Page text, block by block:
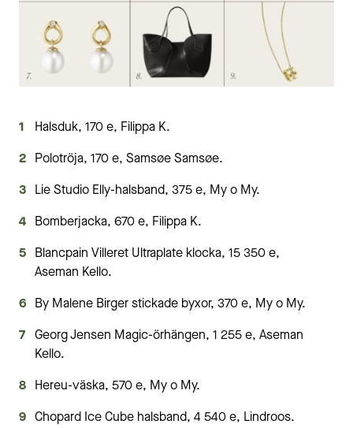
Halsduk, 170 e, Filippa K.
Polotröja, 170 e, Samsøe Samsøe.
Lie Studio Elly-halsband, 375 e, My o My.
Bomberjacka, 670 e, Filippa K.
Blancpain Villeret Ultraplate klocka, 15 350 e,
Aseman Kello.
By Malene Birger stickade byxor, 370 e, My o My.
Georg Jensen Magic-örhängen, 1 255 e, Aseman
Kello.
Hereu-väska, 570 e, My o My.
Chopard Ice Cube halsband, 4 540 e, Lindroos.